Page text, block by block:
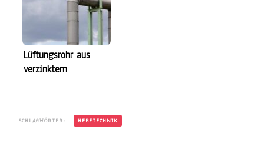
Lüftungsrohr aus
verzinktem
SCHLAGWÖRTER: HEBETECHNIK